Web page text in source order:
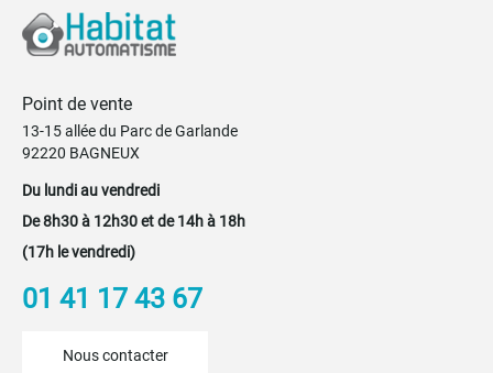
Point de vente
13-15 allée du Parc de Garlande
92220 BAGNEUX
Du lundi au vendredi
De 8h30 à 12h30 et de 14h à 18h
(17h le vendredi)
01 41 17 43 67
Nous contacter